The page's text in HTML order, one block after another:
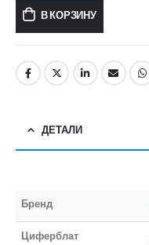
В КОРЗИНУ
ДЕТАЛИ
Бренд
Циферблат